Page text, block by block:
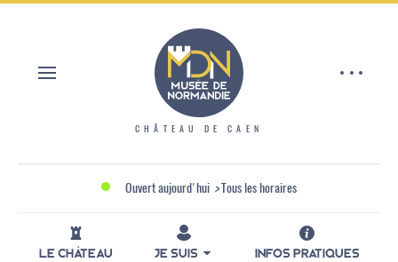
Aller
CHÂTEAU DE CAEN
Ouvert aujourd'hui > Tous les horaires
LE CHÂTEAU JE SUIS INFOS PRATIQUES
Panneau de gestion des cookies